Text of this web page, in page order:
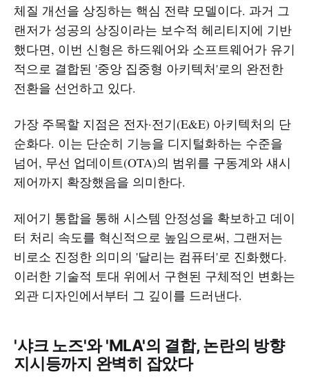
체질 개선을 상징하는 핵심 전략 모델이다. 과거 그
랜저가 성공의 상징이라는 보수적 헤리티지에 기반
했다면, 이번 신형은 하드웨어와 소프트웨어가 유기
적으로 결합된 '중앙 집중형 아키텍처'로의 완전한
전환을 선언하고 있다.
가장 주목할 지점은 전자·전기(E&E) 아키텍처의 단
순화다. 이는 단순히 기능을 디지털화하는 수준을
넘어, 무선 업데이트(OTA)의 범위를 구동계와 섀시
제어까지 확장했음을 의미한다.
제어기 통합을 통해 시스템 안정성을 확보하고 데이
터 처리 속도를 혁신적으로 높임으로써, 그랜저는
비로소 진정한 의미의 '달리는 컴퓨터'로 진화했다.
이러한 기술적 토대 위에서 구현된 구체적인 변화는
외관 디자인에서부터 그 깊이를 드러낸다.
'샤크 노즈'와 'MLA'의 결합, 논란의 방향
지시등까지 완벽히 잡았다